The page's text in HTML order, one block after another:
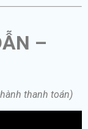
–
thanh toán)